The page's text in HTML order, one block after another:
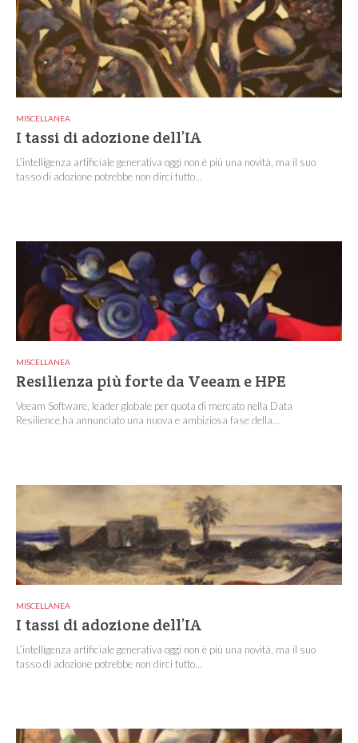
MISCELLANEA
I tassi di adozione dell’IA
L’intelligenza artificiale generativa oggi non è più una novità, ma il suo
tasso di adozione potrebbe non dirci tutto...
MISCELLANEA
Resilienza più forte da Veeam e HPE
Veeam Software, leader globale per quota di mercato nella Data
Resilience,ha annunciato una nuova e ambiziosa fase della...
MISCELLANEA
I tassi di adozione dell’IA
L’intelligenza artificiale generativa oggi non è più una novità, ma il suo
tasso di adozione potrebbe non dirci tutto...